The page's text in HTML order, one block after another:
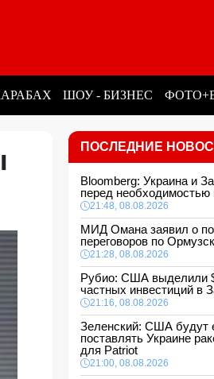
ШОУ - БИЗНЕС
ПОСЛЕДНИЕ
Bloomberg: Украина и
перед
21:48, 08.08.2026
МИД Омана заявил о
переговоров по
21:28, 08.08.2026
Рубио: США выделили
частных инвестиций в
21:16, 08.08.2026
Зеленский: США будут
поставлять Украине
для Patriot
21:00, 08.08.2026